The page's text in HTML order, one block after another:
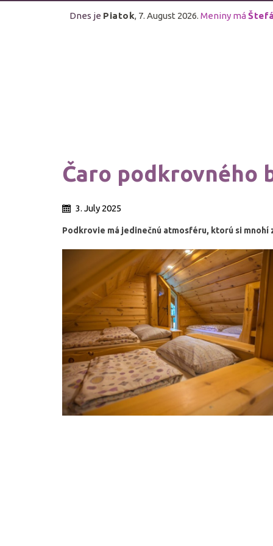
Dnes je Piatok, 7. August 2026. Meniny má
Čaro podkrovného
3. July 2025
Podkrovie má jedinečnú atmosféru, ktorú si mnohí